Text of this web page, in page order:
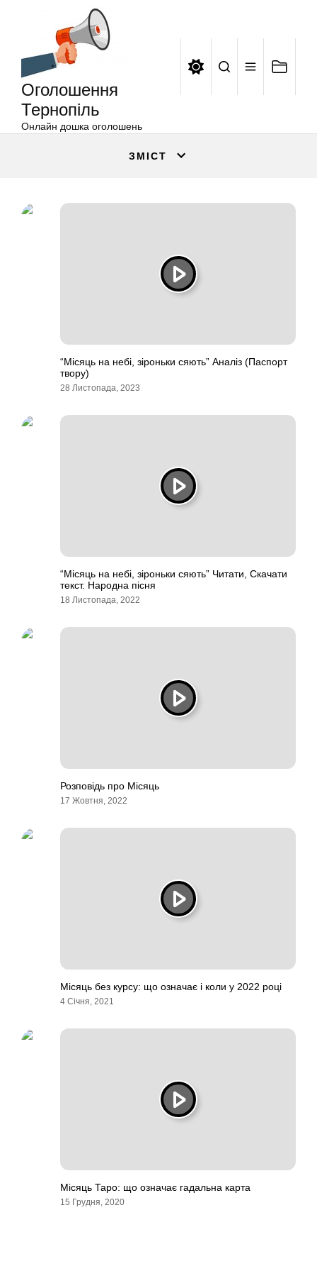
Оголошення
Тернопіль
Онлайн дошка оголошень
ЗМІСТ
“Місяць на небі, зіроньки сяють” Аналіз (Паспорт
твору)
28 Листопада, 2023
“Місяць на небі, зіроньки сяють” Читати, Скачати
текст. Народна пісня
18 Листопада, 2022
Розповідь про Місяць
17 Жовтня, 2022
Місяць без курсу: що означає і коли у 2022 році
4 Січня, 2021
Місяць Таро: що означає гадальна карта
15 Грудня, 2020